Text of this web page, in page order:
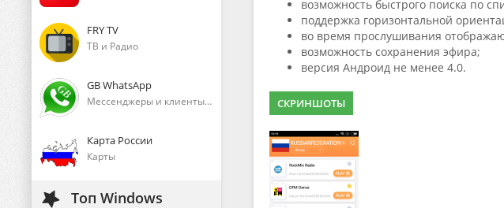
FRY TV
ТВ и Радио
GB WhatsApp
Мессенджеры и клиенты голосового общения
Карта России
Карты
Топ Windows
возможность быстрого поиска по
поддержка горизонтальной
во время прослушивания
возможность сохранения эфира;
версия Андроид не менее 4.0.
СКРИНШОТЫ